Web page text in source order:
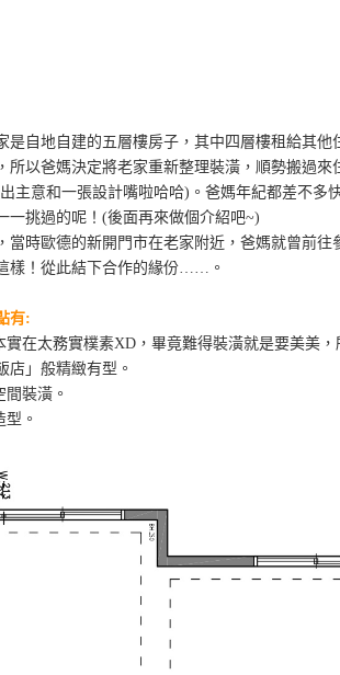
是自地自建的五層樓房子，其中四層樓租給其
所以爸媽決定將老家重新整理裝潢，順勢搬過
主意和一張設計嘴啦哈哈)。爸媽年紀都差不多
一挑過的呢！(後面再來做個介紹吧~)
當時歐德的新開門市在老家附近，爸媽就曾前
樣！從此結下合作的緣份……。
有:
實在太務實樸素XD，畢竟難得裝潢就是要美美
店」般精緻有型。
裝潢。
。